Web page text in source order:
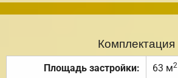
Комплектация
Площадь застройки: 63 м2